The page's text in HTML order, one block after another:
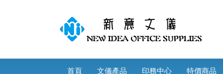
首頁 文儀產品 印務中心 特價商品